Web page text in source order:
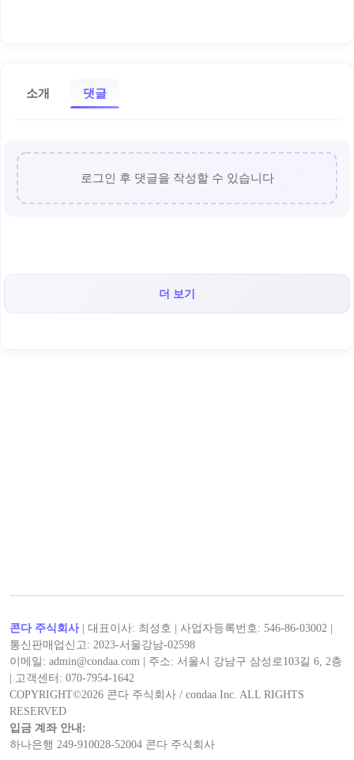
소개 댓글
로그인 후 댓글을 작성할 수 있습니다
더 보기
콘다 주식회사| 대표이사: 최성호 | 사업자등록번호: 546-86-03002 |
통신판매업신고: 2023-서울강남-02598
이메일: admin@condaa.com | 주소: 서울시 강남구 삼성로103길 6, 2층
| 고객센터: 070-7954-1642
COPYRIGHT©2026 콘다 주식회사 / condaa Inc. ALL RIGHTS
RESERVED
입금 계좌 안내:
하나은행 249-910028-52004 콘다 주식회사